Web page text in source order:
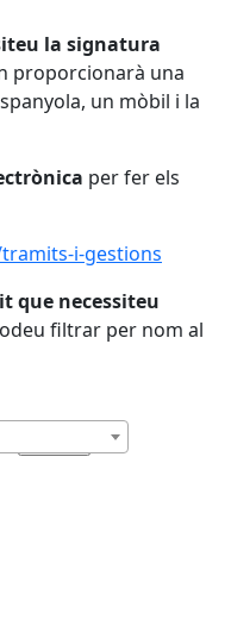
la signatura
proporcionarà una
un mòbil i la
per fer els
i-gestions
que necessiteu
filtrar per nom al